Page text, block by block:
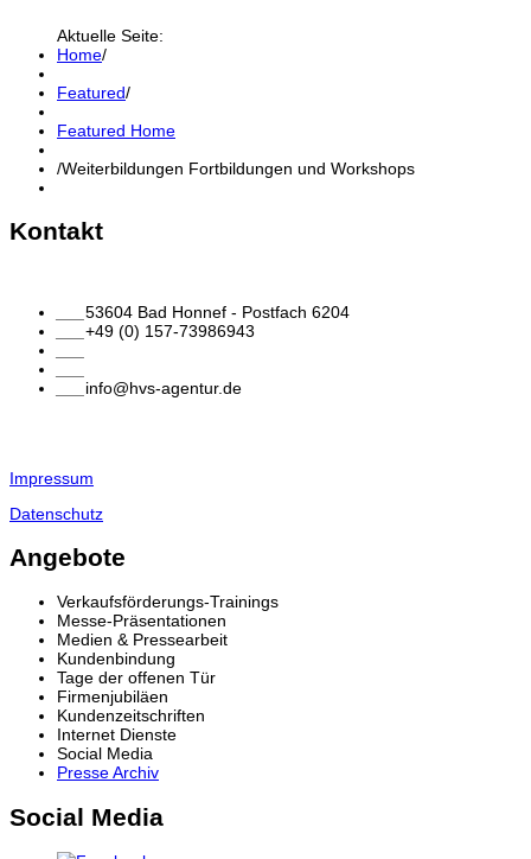
Aktuelle Seite:
Home/
Featured/
Featured Home
/Weiterbildungen Fortbildungen und Workshops
Kontakt
53604 Bad Honnef - Postfach 6204
+49 (0) 157-73986943
info@hvs-agentur.de
Impressum
Datenschutz
Angebote
Verkaufsförderungs-Trainings
Messe-Präsentationen
Medien & Pressearbeit
Kundenbindung
Tage der offenen Tür
Firmenjubiläen
Kundenzeitschriften
Internet Dienste
Social Media
Presse Archiv
Social Media